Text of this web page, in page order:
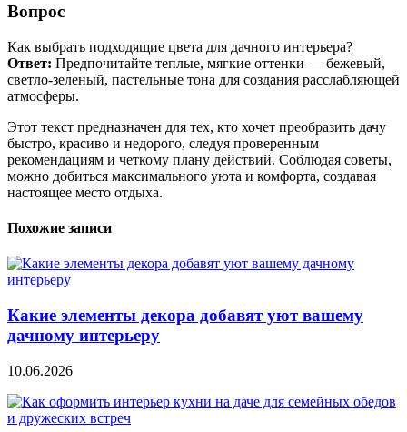
Вопрос
Как выбрать подходящие цвета для дачного интерьера?
Ответ: Предпочитайте теплые, мягкие оттенки — бежевый,
светло-зеленый, пастельные тона для создания расслабляющей
атмосферы.
Этот текст предназначен для тех, кто хочет преобразить дачу
быстро, красиво и недорого, следуя проверенным
рекомендациям и четкому плану действий. Соблюдая советы,
можно добиться максимального уюта и комфорта, создавая
настоящее место отдыха.
Похожие записи
Какие элементы декора добавят уют вашему
дачному интерьеру
10.06.2026